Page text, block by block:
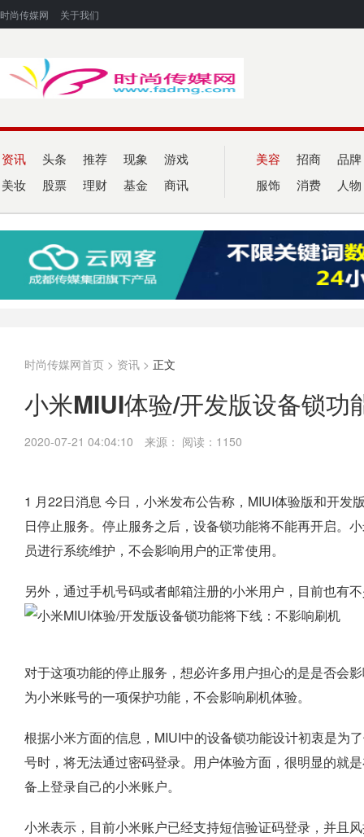
时尚传媒网 关于我们
资讯 头条 推荐 现象 游戏
美妆 股票 理财 基金 商讯
美容 招商 品牌
服饰 消费 人物
时尚传媒网首页 > 资讯 > 正文
小米MIUI体验/开发版设备锁功
2020-07-21 04:04:10 来源： 阅读：1150
1 月22日消息 今日，小米发布公告称，MIUI体验版和开
日停止服务。停止服务之后，设备锁功能将不能再开启。
员进行系统维护，不会影响用户的正常使用。
另外，通过手机号码或者邮箱注册的小米用户，目前也有
对于这项功能的停止服务，想必许多用户担心的是是否会
为小米账号的一项保护功能，不会影响刷机体验。
根据小米方面的信息，MIUI中的设备锁功能设计初衷是为
号时，将无法通过密码登录。用户体验方面，很明显的就
备上登录自己的小米账户。
小米表示，目前小米账户已经支持短信验证码登录，并且